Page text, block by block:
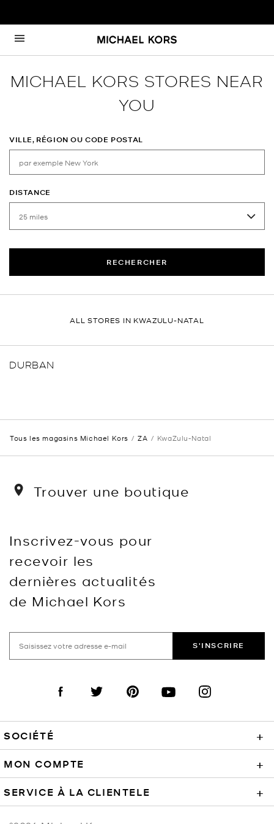
Passer au contenu
Retour à Nav
MICHAEL KORS STORES NEAR
YOU
VILLE, RÉGION OU CODE POSTAL
DISTANCE
RECHERCHER
ALL STORES IN KWAZULU-NATAL
DURBAN
Tous les magasins Michael Kors ZA KwaZulu-Natal
Trouver une boutique
Inscrivez-vous pour
recevoir les
dernières actualités
de Michael Kors
S'INSCRIRE
Visit us on Facebook
Visit us on TwitterVisit us on PinterestVisit us on YouTube
Visit us on
SOCIÉTÉ +
MON COMPTE +
SERVICE À LA CLIENTELE +